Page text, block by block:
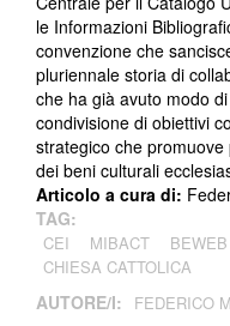
le Informazioni
convenzione che
pluriennale storia di
che ha già avuto modo
condivisione di obiettivi
strategico che
dei beni culturali
Articolo a cura di:
TAG:
CEI MIBACT BEWEB
CHIESA CATTOLICA
AUTORE/I: FEDERICO